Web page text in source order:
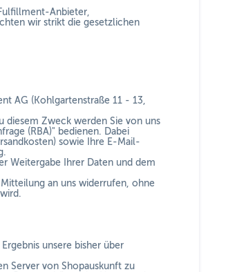
Anbieter,
wir strikt die gesetzlichen
AG (Kohlgartenstraße 11 - 13,
diesem Zweck werden Sie von uns
(RBA)" bedienen. Dabei
sowie Ihre E-Mail-
Weitergabe Ihrer Daten und dem
an uns widerrufen, ohne
unsere bisher über
Server von Shopauskunft zu